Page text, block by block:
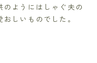
ようにはしゃぐ夫の
しいものでした。